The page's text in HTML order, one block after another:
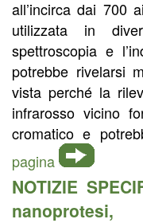
all’incirca dai 700
utilizzata in
spettroscopia e
potrebbe rivelarsi
vista perché la
infrarosso vicino
cromatico e
pagina
NOTIZIE
nanoprotesi,